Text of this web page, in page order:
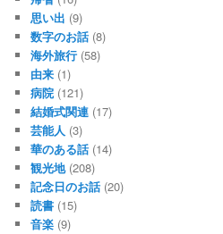
思い出 (9)
数字のお話 (8)
海外旅行 (58)
由来 (1)
病院 (121)
結婚式関連 (17)
芸能人 (3)
華のある話 (14)
観光地(208)
記念日のお話 (20)
読書 (15)
音楽 (9)